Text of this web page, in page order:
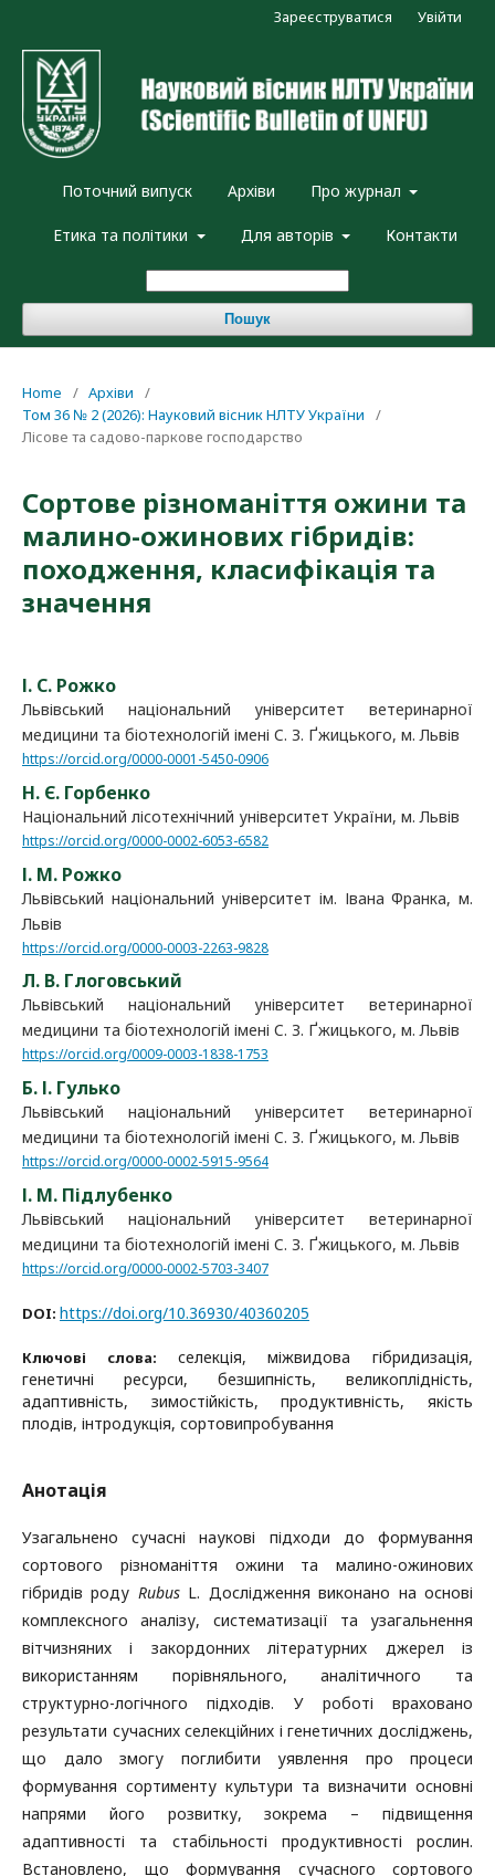
Поточний випуск Архіви Про журнал
Етика та політики Для авторів Контакти
Пошук
Зареєструватися Увійти
Home / Архіви
/
Том 36 № 2 (2026): Науковий вісник НЛТУ України
/
Лісове та садово-паркове господарство
Сортове різноманіття ожини та
малино-ожинових гібридів:
походження, класифікація та
значення
І. С. Рожко
Львівський національний університет ветеринарної
медицини та біотехнологій імені C. З. Ґжицького, м. Львів
https://orcid.org/0000-0001-5450-0906
Н. Є. Горбенко
Національний лісотехнічний університет України, м. Львів
https://orcid.org/0000-0002-6053-6582
І. М. Рожко
Львівський національний університет ім. Івана Франка, м.
Львів
https://orcid.org/0000-0003-2263-9828
Л. В. Глоговський
Львівський національний університет ветеринарної
медицини та біотехнологій імені C. З. Ґжицького, м. Львів
https://orcid.org/0009-0003-1838-1753
Б. І. Гулько
Львівський національний університет ветеринарної
медицини та біотехнологій імені C. З. Ґжицького, м. Львів
https://orcid.org/0000-0002-5915-9564
І. М. Підлубенко
Львівський національний університет ветеринарної
медицини та біотехнологій імені C. З. Ґжицького, м. Львів
https://orcid.org/0000-0002-5703-3407
DOI: https://doi.org/10.36930/40360205
Ключові слова: селекція, міжвидова гібридизація,
генетичні ресурси, безшипність, великоплідність,
адаптивність, зимостійкість, продуктивність, якість
плодів, інтродукція, сортовипробування
Анотація
Узагальнено сучасні наукові підходи до формування
сортового різноманіття ожини та малино-ожинових
гібридів роду Rubus L. Дослідження виконано на основі
комплексного аналізу, систематизації та узагальнення
вітчизняних і закордонних літературних джерел із
використанням порівняльного, аналітичного та
структурно-логічного підходів. У роботі враховано
результати сучасних селекційних і генетичних досліджень,
що дало змогу поглибити уявлення про процеси
формування сортименту культури та визначити основні
напрями його розвитку, зокрема – підвищення
адаптивності та стабільності продуктивності рослин.
Встановлено, що формування сучасного сортового